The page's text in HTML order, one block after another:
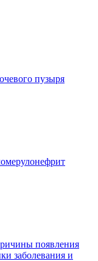
пузыря
появления
заболевания и